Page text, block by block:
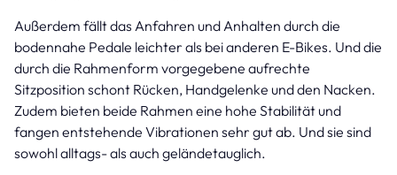
Außerdem fällt das Anfahren und Anhalten durch die
bodennahe Pedale leichter als bei anderen E-Bikes. Und die
durch die Rahmenform vorgegebene aufrechte
Sitzposition schont Rücken, Handgelenke und den Nacken.
Zudem bieten beide Rahmen eine hohe Stabilität und
fangen entstehende Vibrationen sehr gut ab. Und sie sind
sowohl alltags- als auch geländetauglich.